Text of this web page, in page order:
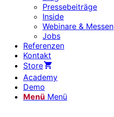
Pressebeiträge
Inside
Webinare & Messen
Jobs
Referenzen
Kontakt
Store
Academy
Demo
Menü Menü